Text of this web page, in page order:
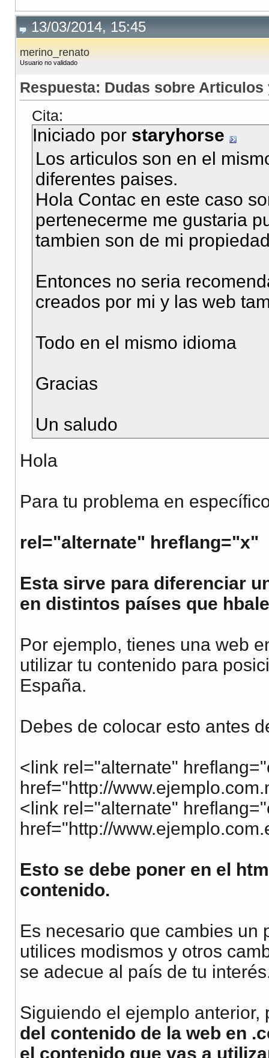
13/03/2014, 15:45
merino_renato
Usuario no validado
Respuesta: Dudas sobre Articulos
Cita:
Iniciado por staryhorse
Los articulos son en el
diferentes paises.
Hola Contac en este caso
pertenecerme me gustaria
tambien son de mi
Entonces no seria
creados por mi y las web
Todo en el mismo idioma
Gracias
Un saludo
Hola
Para tu problema en
rel="alternate" hreflang="x"
Esta sirve para diferenciar
en distintos países que
Por ejemplo, tienes una web
utilizar tu contenido para
España.
Debes de colocar esto antes
<link rel="alternate"
href="http://
<link rel="alternate"
href="http://
Esto se debe poner en el
contenido.
Es necesario que cambies un
utilices modismos y otros
se adecue al país de tu
Siguiendo el ejemplo
del contenido de la web en
el contenido que vas a